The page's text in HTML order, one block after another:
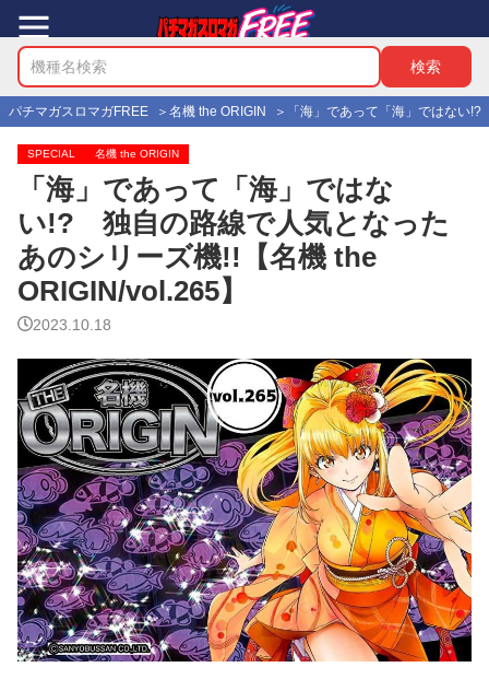
パチマガスロマガFREE 名機 the ORIGIN 「海」であって「海」ではない
SPECIAL 名機 the ORIGIN
「海」であって「海」ではな
い!? 独自の路線で人気となった
あのシリーズ機!!【名機 the
ORIGIN/vol.265】
2023.10.18